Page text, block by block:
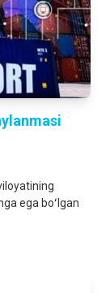
ega boʻlgan